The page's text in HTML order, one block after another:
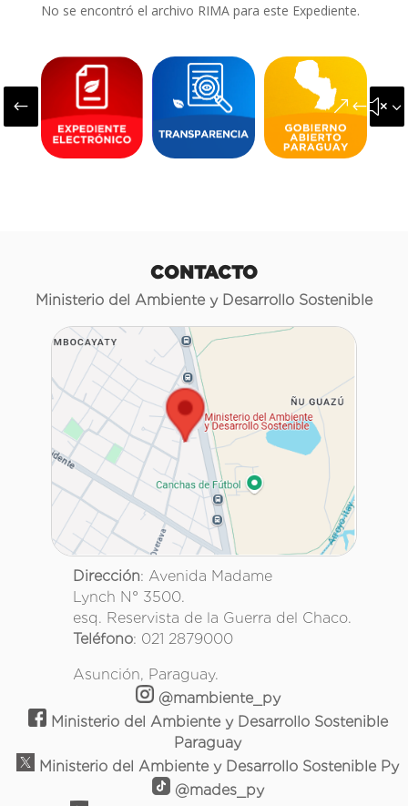
No se encontró el archivo RIMA para este Expediente.
#
CONTACTO
Ministerio del Ambiente y Desarrollo Sostenible
Dirección: Avenida Madame
Lynch N° 3500.
esq. Reservista de la Guerra del Chaco.
Teléfono: 021 2879000
Asunción, Paraguay.
@mambiente_py
Ministerio del Ambiente y Desarrollo Sostenible
Paraguay
Ministerio del Ambiente y Desarrollo Sostenible Py
@mades_py